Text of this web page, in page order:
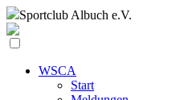
Sportclub Albuch e.V.
WSCA
Start